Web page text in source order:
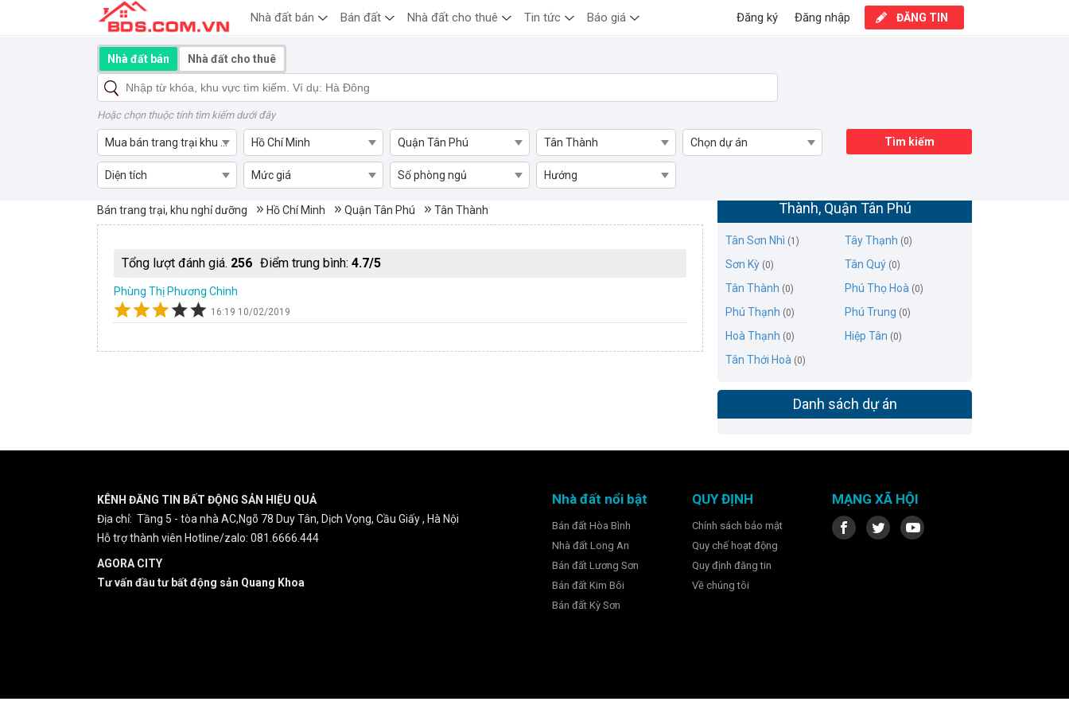
Mua bán trang trại khu nghỉ dưỡng Tân Thành, Quận Tân Phú
Bán trang trại, khu nghỉ dưỡng Hồ Chí Minh Quận Tân Phú Tân Thành
Tổng lượt đánh giá. 256 Điểm trung bình: 4.7/5
Phùng Thị Phương Chinh
16:19 10/02/2019
Thành, Quận Tân Phú
Tân Sơn Nhì (1) Tây Thạnh (0)
Sơn Kỳ (0) Tân Quý (0)
Tân Thành (0) Phú Thọ Hoà (0)
Phú Thạnh (0) Phú Trung (0)
Hoà Thạnh (0) Hiệp Tân (0)
Tân Thới Hoà (0)
Danh sách dự án
Nhà đất bán Nhà đất cho thuê
Hoặc chọn thuộc tính tìm kiếm dưới đây
Mua bán trang trại khu nghỉ dưỡng Hồ Chí Minh Quận Tân Phú Tân Thành Chọn dự án
Diện tích Mức giá Số phòng ngủ Hướng
Tìm kiếm
Nhà đất bán Bán đất Nhà đất cho thuê Tin tức Báo giá ĐĂNG TIN
Đăng nhập
Đăng ký
KÊNH ĐĂNG TIN BẤT ĐỘNG SẢN HIỆU QUẢ
Địa chỉ: Tầng 5 - tòa nhà AC,Ngõ 78 Duy Tân, Dịch Vọng, Cầu Giấy , Hà Nội
Hỗ trợ thành viên Hotline/zalo: 081.6666.444
AGORA CITY
Tư vấn đầu tư bất động sản Quang Khoa
Nhà đất nổi bật
Bán đất Hòa Bình
Nhà đất Long An
Bán đất Lương Sơn
Bán đất Kim Bôi
Bán đất Kỳ Sơn
QUY ĐỊNH
Chính sách bảo mật
Quy chế hoạt động
Quy định đăng tin
Về chúng tôi
MẠNG XÃ HỘI